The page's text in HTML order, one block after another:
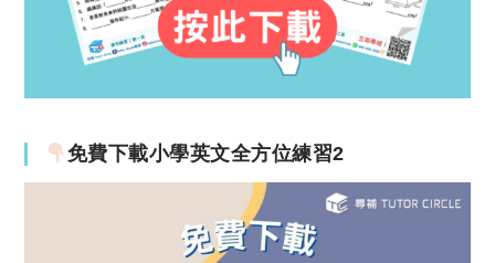
免費下載小學英文全方位練習2